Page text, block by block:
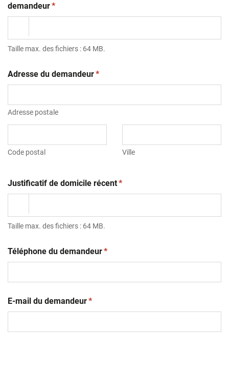
demandeur(obligatoire)
*
Taille max. des fichiers : 64 MB.
Adresse du demandeur(obligatoire)
*
Adresse postale
Code postal Ville
Justificatif de domicile récent(obligatoire)
*
Taille max. des fichiers : 64 MB.
Téléphone du demandeur(obligatoire)
*
E-mail du demandeur(obligatoire)
*